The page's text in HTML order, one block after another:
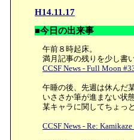
H14.11.17
■今日の出来事
午前８時起床。
満月記事の残りを少し書
CCSF News - Full Moon
午睡の後、先週は休んだ
いささか筆が進まない状
某キャラに関してちょっ
CCSF News - Re: